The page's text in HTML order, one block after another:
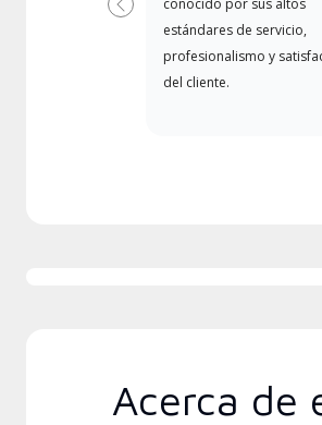
conocido por sus altos
estándares de servicio,
profesionalismo y
del cliente.
Anterior
Acerca de